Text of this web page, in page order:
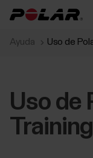
Ayuda Uso de
Uso de